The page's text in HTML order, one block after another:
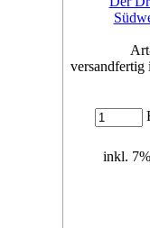
versandfertig
inkl.